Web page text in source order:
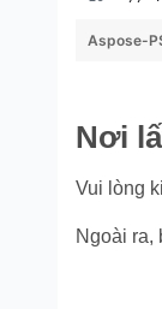
Aspose-
Nơi
Vui lòng
Ngoài ra,